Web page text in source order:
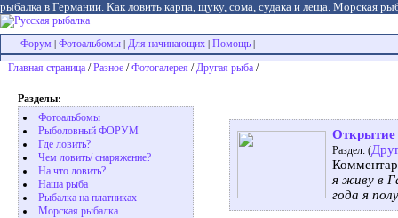
рыбалка в Германии. Как ловить карпа, щуку, сома, судака и леща. Морская
Форум Фотоальбомы Для начинающих Помощь
Главная страница /Разное /Фотогалерея /Другая рыба /
Разделы:
Фотоальбомы
Рыболовный ФОРУМ
Где ловить?
Чем ловить/ снаряжение?
На что ловить?
Наша рыба
Рыбалка на платниках
Морская рыбалка
Открытие
Раздел: (
я живу в
года я